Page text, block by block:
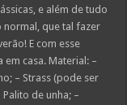
e além de tudo
normal, que tal fazer
E com esse
casa. Material: –
– Strass (pode ser
de unha; –